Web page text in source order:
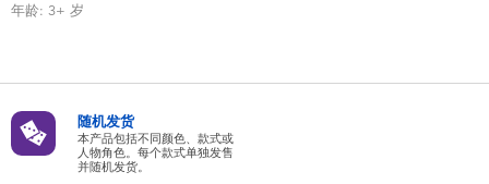
夏日
婴儿及学前玩具
年龄: 3+ 岁
随机发货
本产品包括不同颜色、款式或
人物角色。每个款式单独发售
并随机发货。